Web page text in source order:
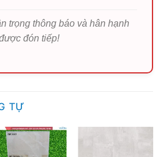
trọng thông báo và hân hạnh
đón tiếp!
TỰ